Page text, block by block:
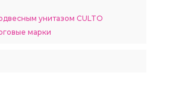
унитазом CULTO
марки